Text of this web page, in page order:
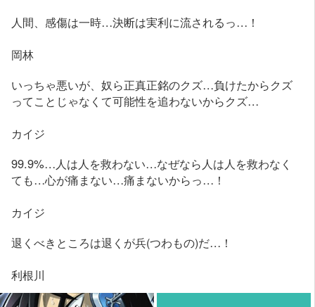
人間、感傷は一時…決断は実利に流されるっ…！
岡林
いっちゃ悪いが、奴ら正真正銘のクズ…負けたからクズ
ってことじゃなくて可能性を追わないからクズ…
カイジ
99.9%…人は人を救わない…なぜなら人は人を救わなく
ても…心が痛まない…痛まないからっ…！
カイジ
退くべきところは退くが兵(つわもの)だ…！
利根川